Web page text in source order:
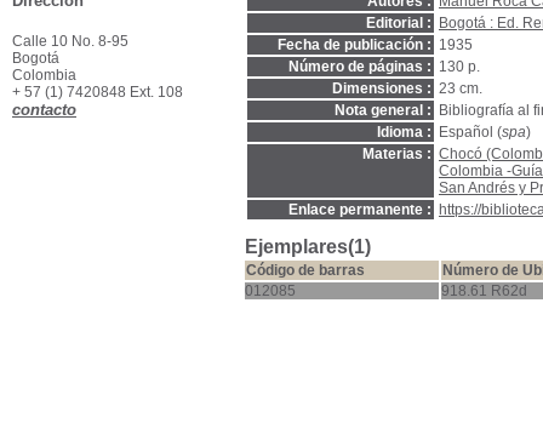
Editorial :
Bogotá : Ed.
Fecha de publicación : 1935
Número de páginas : 130 p.
Dimensiones : 23 cm.
Nota general :
Bibliografía al
Idioma :
Español (spa)
Materias : Chocó
Colombia -
San Andrés y
Enlace permanente :
https://
Ejemplares(1)
Código de barras
Número de
012085
918.61 R62d
Calle 10 No. 8-95
Bogotá
Colombia
+ 57 (1) 7420848 Ext. 108
contacto